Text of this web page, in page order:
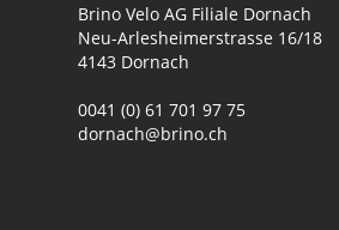
Brino Velo AG Filiale Dornach
Neu-Arlesheimerstrasse 16/18
4143 Dornach
0041 (0) 61 701 97 75
dornach@brino.ch